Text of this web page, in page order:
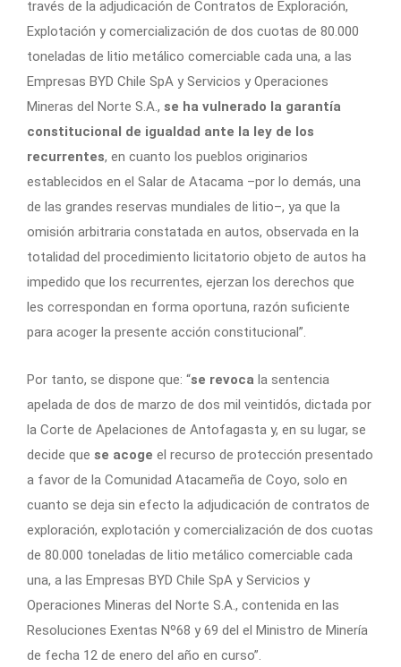
través de la adjudicación de Contratos de Exploración,
Explotación y comercialización de dos cuotas de 80.000
toneladas de litio metálico comerciable cada una, a las
Empresas BYD Chile SpA y Servicios y Operaciones
Mineras del Norte S.A., se ha vulnerado la garantía
constitucional de igualdad ante la ley de los
recurrentes, en cuanto los pueblos originarios
establecidos en el Salar de Atacama –por lo demás, una
de las grandes reservas mundiales de litio–, ya que la
omisión arbitraria constatada en autos, observada en la
totalidad del procedimiento licitatorio objeto de autos ha
impedido que los recurrentes, ejerzan los derechos que
les correspondan en forma oportuna, razón suficiente
para acoger la presente acción constitucional”.
Por tanto, se dispone que: “se revoca la sentencia
apelada de dos de marzo de dos mil veintidós, dictada por
la Corte de Apelaciones de Antofagasta y, en su lugar, se
decide que se acoge el recurso de protección presentado
a favor de la Comunidad Atacameña de Coyo, solo en
cuanto se deja sin efecto la adjudicación de contratos de
exploración, explotación y comercialización de dos cuotas
de 80.000 toneladas de litio metálico comerciable cada
una, a las Empresas BYD Chile SpA y Servicios y
Operaciones Mineras del Norte S.A., contenida en las
Resoluciones Exentas Nº68 y 69 del el Ministro de Minería
de fecha 12 de enero del año en curso”.